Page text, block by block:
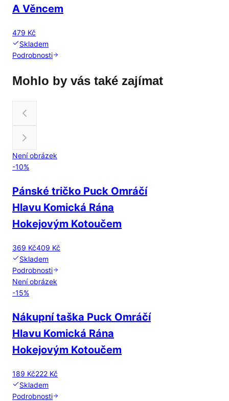
A Věncem
479 Kč
Skladem
Podrobnosti
Mohlo by vás také zajímat
Není obrázek
-10%
Pánské tričko Puck Omráčí
Hlavu Komická Rána
Hokejovým Kotoučem
369 Kč409 Kč
Skladem
Podrobnosti
Není obrázek
-15%
Nákupní taška Puck Omráčí
Hlavu Komická Rána
Hokejovým Kotoučem
189 Kč222 Kč
Skladem
Podrobnosti